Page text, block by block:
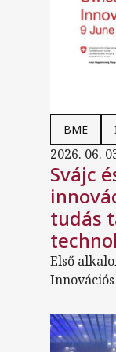
BME
2026. 06.
Svájc
tudás
Első